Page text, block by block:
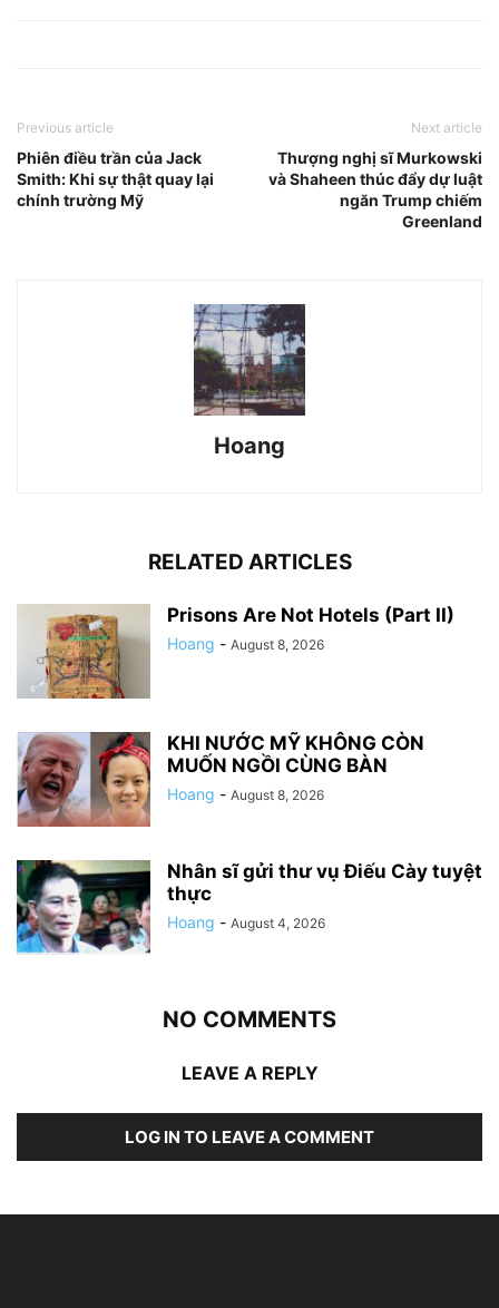
Previous article
Phiên điều trần của Jack
Smith: Khi sự thật quay lại
chính trường Mỹ
Next article
Thượng nghị sĩ Murkowski
và Shaheen thúc đẩy dự luật
ngăn Trump chiếm
Greenland
Hoang
RELATED ARTICLES
Prisons Are Not Hotels (Part II)
Hoang - August 8, 2026
KHI NƯỚC MỸ KHÔNG CÒN
MUỐN NGỒI CÙNG BÀN
Hoang - August 8, 2026
Nhân sĩ gửi thư vụ Điếu Cày tuyệt
thực
Hoang - August 4, 2026
NO COMMENTS
LEAVE A REPLY
LOG IN TO LEAVE A COMMENT